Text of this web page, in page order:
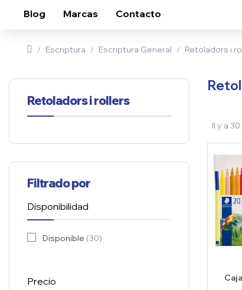
Blog Marcas Contacto
Escriptura Escriptura General Retoladors i
Retoladors i rollers
Filtrado por
Disponibilidad
Disponible (30)
Precio
Il y a